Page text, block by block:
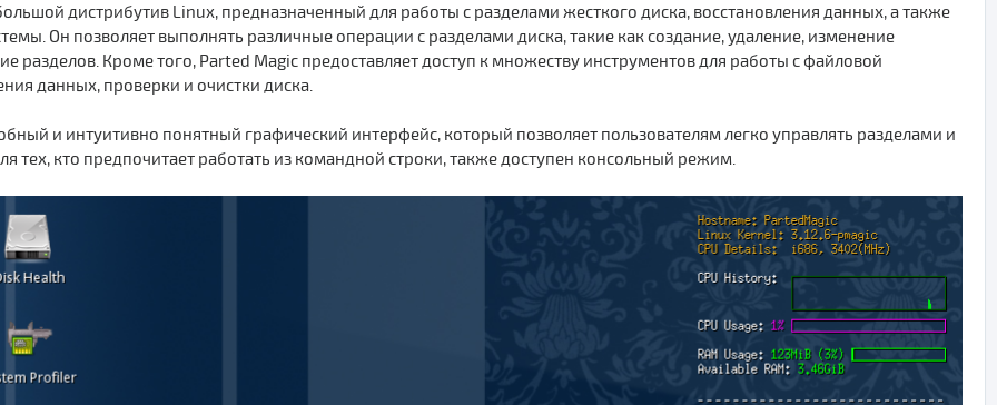
дистрибутив Linux, предназначенный для работы с разделами жесткого диска, восстановления данных, а также
Он позволяет выполнять различные операции с разделами диска, такие как создание, удаление, изменение
разделов. Кроме того, Parted Magic предоставляет доступ к множеству инструментов для работы с файловой
данных, проверки и очистки диска.
и интуитивно понятный графический интерфейс, который позволяет пользователям легко управлять разделами и
тех, кто предпочитает работать из командной строки, также доступен консольный режим.